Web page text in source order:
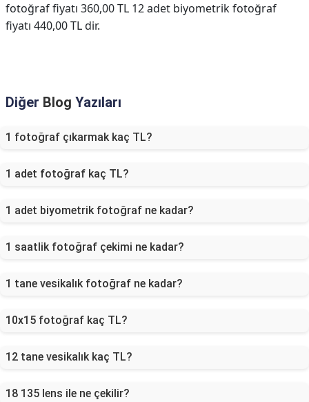
fotoğraf fiyatı 360,00 TL 12 adet biyometrik fotoğraf
fiyatı 440,00 TL dir.
Diğer Blog Yazıları
1 fotoğraf çıkarmak kaç TL?
1 adet fotoğraf kaç TL?
1 adet biyometrik fotoğraf ne kadar?
1 saatlik fotoğraf çekimi ne kadar?
1 tane vesikalık fotoğraf ne kadar?
10x15 fotoğraf kaç TL?
12 tane vesikalık kaç TL?
18 135 lens ile ne çekilir?